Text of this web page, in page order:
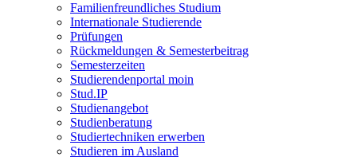
Familienfreundliches Studium
Internationale Studierende
Prüfungen
Rückmeldungen & Semesterbeitrag
Semesterzeiten
Studierendenportal moin
Stud.IP
Studienangebot
Studienberatung
Studiertechniken erwerben
Studieren im Ausland